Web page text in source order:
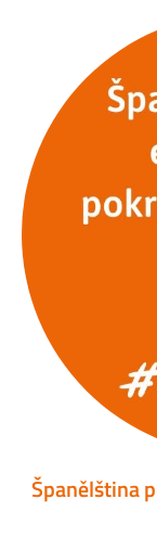
Španělština